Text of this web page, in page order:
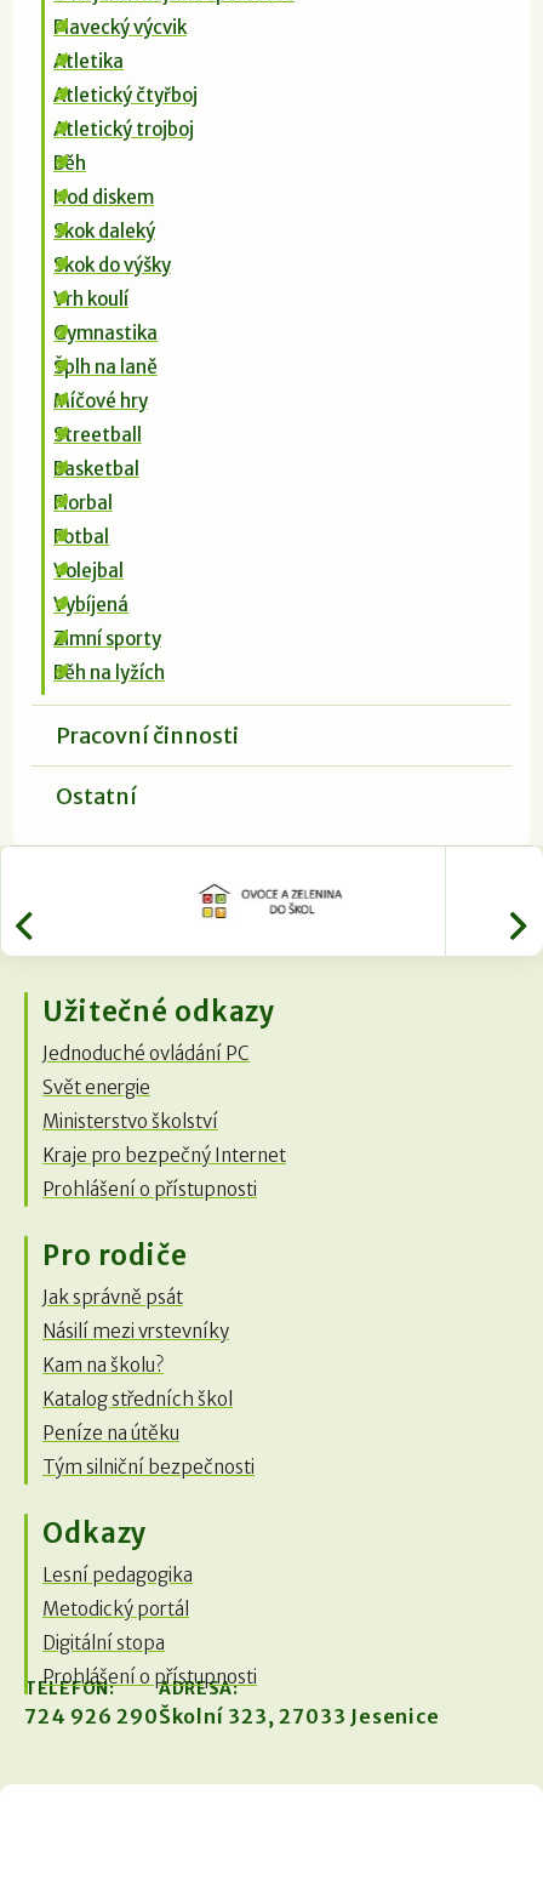
Plavecký výcvik
Atletika
Atletický čtyřboj
Atletický trojboj
Běh
Hod diskem
Skok daleký
Skok do výšky
Vrh koulí
Gymnastika
Šplh na laně
Míčové hry
Streetball
Basketbal
Florbal
Fotbal
Volejbal
Vybíjená
Zimní sporty
Běh na lyžích
Pracovní činnosti
Ostatní
Užitečné odkazy
Jednoduché ovládání PC
Svět energie
Ministerstvo školství
Kraje pro bezpečný Internet
Prohlášení o přístupnosti
Pro rodiče
Jak správně psát
Násilí mezi vrstevníky
Kam na školu?
Katalog středních škol
Peníze na útěku
Tým silniční bezpečnosti
Odkazy
Lesní pedagogika
Metodický portál
Digitální stopa
Prohlášení o přístupnosti
TELEFON:
724 926 290
ADRESA:
Školní 323, 27033 Jesenice